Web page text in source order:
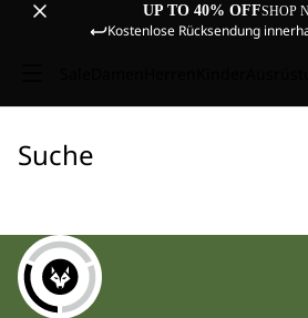
UP TO 40% OFFSHOP
Kostenlose Rücksendung
Suche